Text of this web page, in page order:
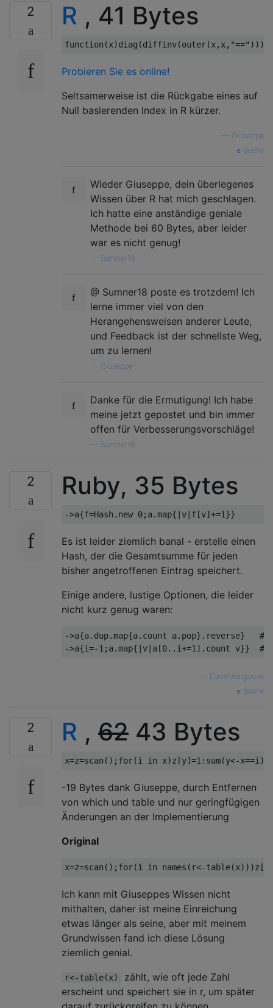
2 R , 41 Bytes
function (x)diag (diffinv(outer(x, x, "==" )))
Probieren Sie es online!
Seltsamerweise ist die Rückgabe eines auf
Null basierenden Index in R kürzer.
Giuseppe
quelle
Wieder Giuseppe, dein überlegenes
Wissen über R hat mich geschlagen.
Ich hatte eine anständige geniale
Methode bei 60 Bytes, aber leider
war es nicht genug!
Sumner18
@ Sumner18 poste es trotzdem! Ich
lerne immer viel von den
Herangehensweisen anderer Leute,
und Feedback ist der schnellste Weg,
um zu lernen!
Giuseppe
Danke für die Ermutigung! Ich habe
meine jetzt gepostet und bin immer
offen für Verbesserungsvorschläge!
Sumner18
2 Ruby, 35 Bytes
Es ist leider ziemlich banal - erstelle einen
Hash, der die Gesamtsumme für jeden
bisher angetroffenen Eintrag speichert.
Einige andere, lustige Optionen, die leider
nicht kurz genug waren:
->a{a.dup.map{a.count a.pop}.reverse}   #
DaveMongoose
quelle
2 R , 62 43 Bytes
x=z=scan (); for(i in x)z [y]=1 : sum(y<-x==i );
-19 Bytes dank Giuseppe, durch Entfernen
von which und table und nur geringfügigen
Änderungen an der Implementierung
Original
x=z=scan (); for(i in names ( r<-table(x)))z [
Ich kann mit Giuseppes Wissen nicht
mithalten, daher ist meine Einreichung
etwas länger als seine, aber mit meinem
Grundwissen fand ich diese Lösung
ziemlich genial.
r<-table(x)
zählt, wie oft jede Zahl
erscheint und speichert sie in r, um später